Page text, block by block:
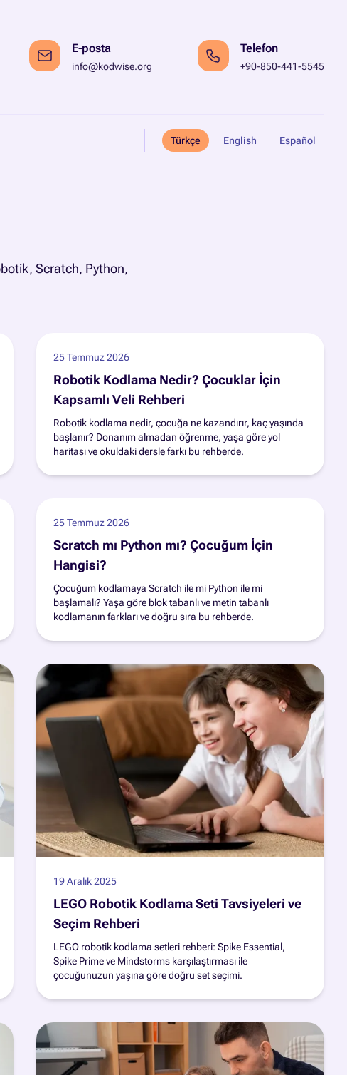
E-posta
info@kodwise.org
Telefon
+90-850-441-5545
Türkçe English Español
Scratch, Python,
25 Temmuz 2026
Robotik Kodlama Nedir? Çocuklar İçin
Kapsamlı Veli Rehberi
Robotik kodlama nedir, çocuğa ne kazandırır, kaç yaşında
başlanır? Donanım almadan öğrenme, yaşa göre yol
haritası ve okuldaki dersle farkı bu rehberde.
25 Temmuz 2026
Scratch mı Python mı? Çocuğum İçin
Hangisi?
Çocuğum kodlamaya Scratch ile mi Python ile mi
başlamalı? Yaşa göre blok tabanlı ve metin tabanlı
kodlamanın farkları ve doğru sıra bu rehberde.
19 Aralık 2025
LEGO Robotik Kodlama Seti Tavsiyeleri ve
Seçim Rehberi
LEGO robotik kodlama setleri rehberi: Spike Essential,
Spike Prime ve Mindstorms karşılaştırması ile
çocuğunuzun yaşına göre doğru set seçimi.